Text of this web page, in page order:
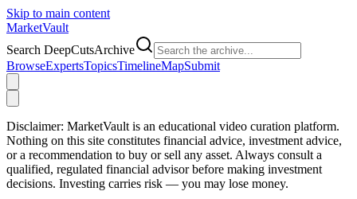
Skip to main content
MarketVault
Search DeepCutsArchive
BrowseExpertsTopicsTimelineMapSubmit
Disclaimer: MarketVault is an educational video curation platform.
Nothing on this site constitutes financial advice, investment advice,
or a recommendation to buy or sell any asset. Always consult a
qualified, regulated financial advisor before making investment
decisions. Investing carries risk — you may lose money.